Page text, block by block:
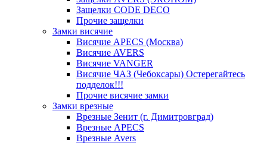
Защелки CODE DECO
Прочие защелки
Замки висячие
Висячие APECS (Москва)
Висячие AVERS
Висячие VANGER
Висячие ЧАЗ (Чебоксары) Остерегайтесь
подделок!!!
Прочие висячие замки
Замки врезные
Врезные Зенит (г. Димитровград)
Врезные APECS
Врезные Avers